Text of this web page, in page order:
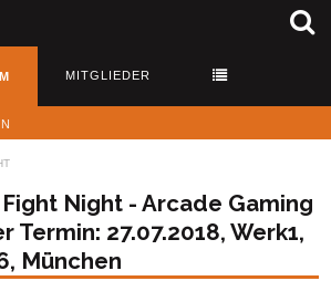
MITGLIEDER
Night - Arcade Gaming
Termin: 27.07.2018, Werk1,
München